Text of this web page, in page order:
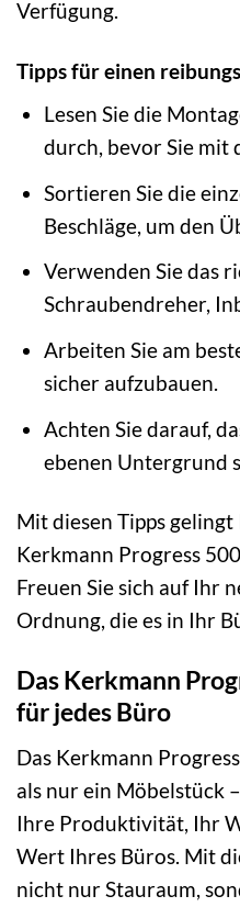
Verfügung.
Tipps für einen
Lesen Sie die
durch, bevor Sie mit
Sortieren Sie die
Beschläge, um den
Verwenden Sie das
Schraubendreher,
Arbeiten Sie am
sicher aufzubauen.
Achten Sie darauf,
ebenen Untergrund
Mit diesen Tipps
Kerkmann Progress
Freuen Sie sich auf Ihr
Ordnung, die es in Ihr
Das Kerkmann
für jedes Büro
Das Kerkmann
als nur ein Möbelstück
Ihre Produktivität, Ihr
Wert Ihres Büros. Mit
nicht nur Stauraum,